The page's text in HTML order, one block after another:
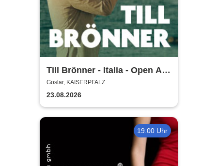
Till Brönner - Italia - Open Air
2026
Goslar, KAISERPFALZ
23.08.2026
19:00 Uhr